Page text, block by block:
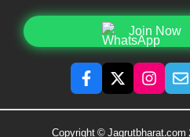
Join Now
Copyright © Jagrutbharat.com